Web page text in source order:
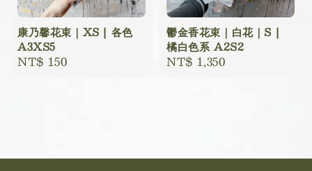
康乃馨花束｜XS | 各色
A3XS5
Regular
NT$ 150
鬱金香花束｜白花｜S |
橘白色系 A2S2
Regular
NT$ 1,350